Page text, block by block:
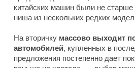
китайских машин были не старше
ниша из нескольких редких
На вторичку массово выходит
автомобилей, купленных в
предложения постепенно дает